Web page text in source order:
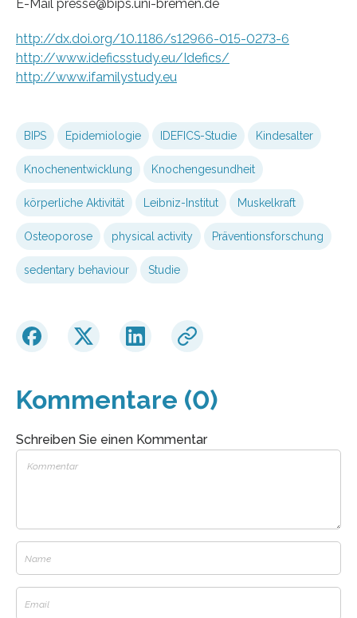
E-Mail presse@bips.uni-bremen.de
http://dx.doi.org/10.1186/s12966-015-0273-6
http://www.ideficsstudy.eu/Idefics/
http://www.ifamilystudy.eu
BIPS Epidemiologie IDEFICS-Studie Kindesalter
Knochenentwicklung Knochengesundheit
körperliche Aktivität Leibniz-Institut Muskelkraft
Osteoporose physical activity Präventionsforschung
sedentary behaviour Studie
Kommentare (0)
Schreiben Sie einen Kommentar